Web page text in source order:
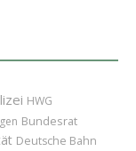
HWG
Bundesrat
Deutsche Bahn